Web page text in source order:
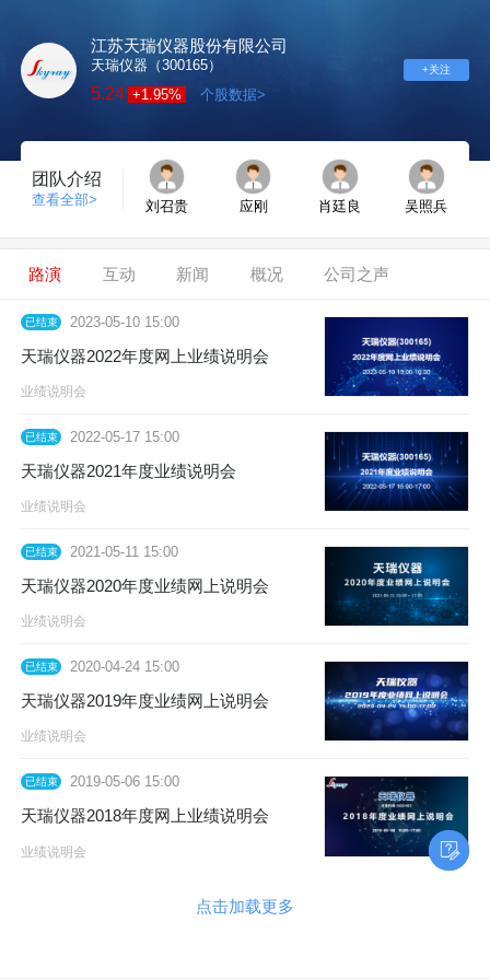
江苏天瑞仪器股份有限公司
天瑞仪器（300165）
5.24 +1.95% 个股数据>
+关注
团队介绍
查看全部> 刘召贵 应刚 肖廷良 吴照兵
路演 互动 新闻 概况 公司之声
已结束 2023-05-10 15:00
天瑞仪器2022年度网上业绩说明会
业绩说明会
已结束 2022-05-17 15:00
天瑞仪器2021年度业绩说明会
业绩说明会
已结束 2021-05-11 15:00
天瑞仪器2020年度业绩网上说明会
业绩说明会
已结束 2020-04-24 15:00
天瑞仪器2019年度业绩网上说明会
业绩说明会
已结束 2019-05-06 15:00
天瑞仪器2018年度网上业绩说明会
业绩说明会
点击加载更多